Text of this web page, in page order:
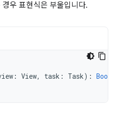
우 표현식은 부울입니다.
: View, task : Task):